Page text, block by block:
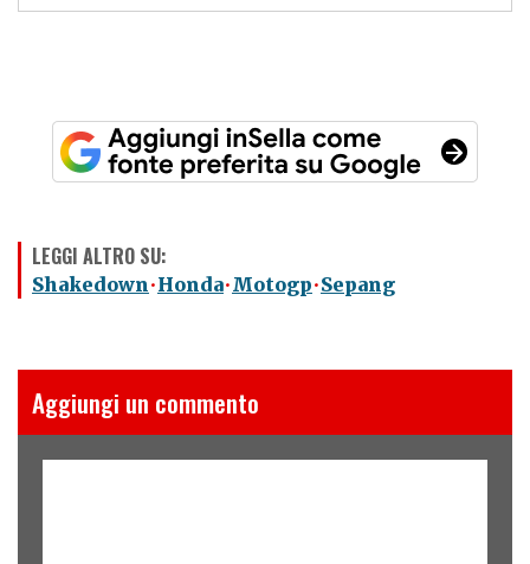
LEGGI ALTRO SU:
Shakedown Honda Motogp Sepang
Aggiungi un commento